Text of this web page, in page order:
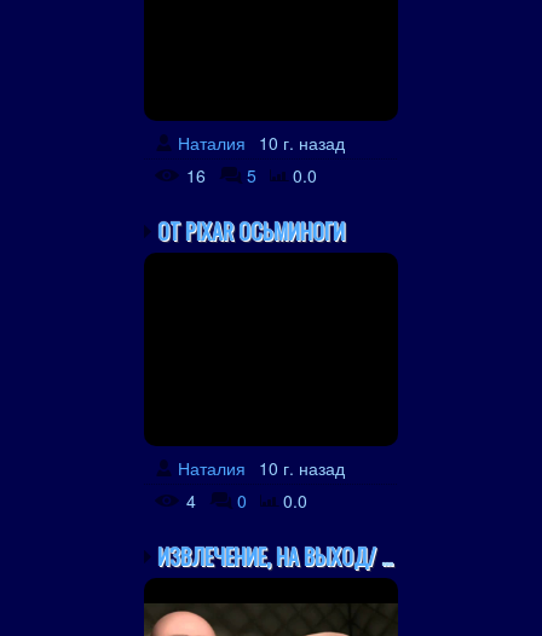
Наталия
10 г. назад
16
5 0.0
ОТ PIXAR ОСЬМИНОГИ
Наталия
10 г. назад
4
0 0.0
ИЗВЛЕЧЕНИЕ, НА ВЫХОД/ G...